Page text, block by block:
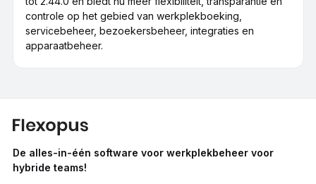
controle op het gebied van werkplekboeking,
servicebeheer, bezoekersbeheer, integraties en
apparaatbeheer.
De alles-in-één software voor werkplekbeheer voor
hybride teams!